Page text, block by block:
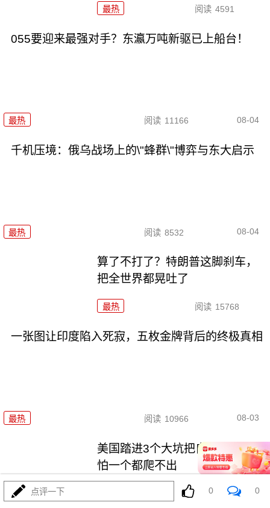
最热 阅读 4591
055要迎来最强对手？东瀛万吨新驱已上船台！
最热 阅读 11166 08-04
千机压境：俄乌战场上的\"蜂群\"博弈与东大启示
最热 阅读 8532 08-04
算了不打了？特朗普这脚刹车，
把全世界都晃吐了
最热 阅读 15768
一张图让印度陷入死寂，五枚金牌背后的终极真相
最热 阅读 10966 08-03
美国踏进3个大坑把自己埋了！恐
怕一个都爬不出
阅读 17843
点评一下 0 0